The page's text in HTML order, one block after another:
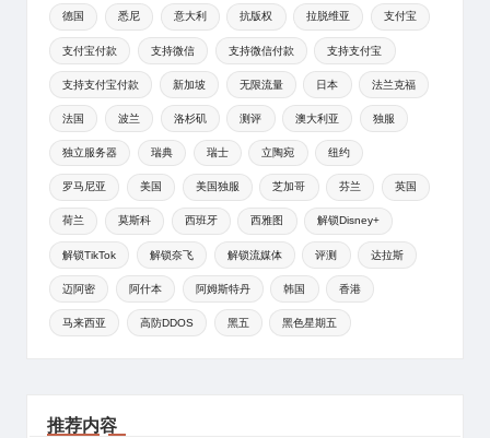
德国 悉尼 意大利 抗版权 拉脱维亚 支付宝
支付宝付款 支持微信 支持微信付款 支持支付宝
支持支付宝付款 新加坡 无限流量 日本 法兰克福
法国 波兰 洛杉矶 测评 澳大利亚 独服
独立服务器 瑞典 瑞士 立陶宛 纽约
罗马尼亚 美国 美国独服 芝加哥 芬兰 英国
荷兰 莫斯科 西班牙 西雅图 解锁Disney+
解锁TikTok 解锁奈飞 解锁流媒体 评测 达拉斯
迈阿密 阿什本 阿姆斯特丹 韩国 香港
马来西亚 高防DDOS 黑五 黑色星期五
推荐内容